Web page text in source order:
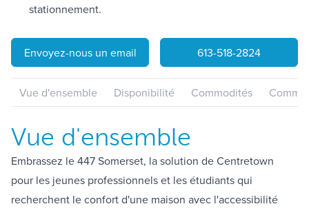
stationnement.
Envoyez-nous un email 613-518-2824
Vue d'ensemble Disponibilité Commodités
Vue d'ensemble
Embrassez le 447 Somerset, la solution de Centretown
pour les jeunes professionnels et les étudiants qui
recherchent le confort d'une maison avec l'accessibilité